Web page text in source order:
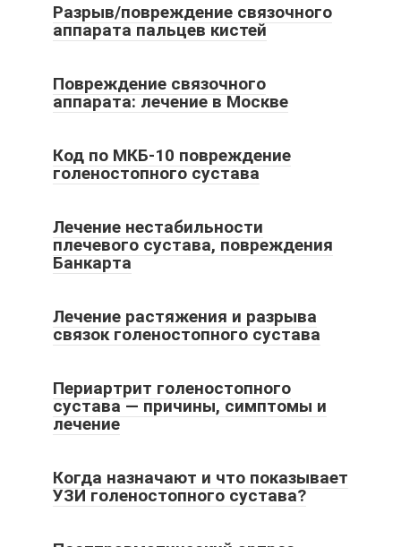
Разрыв/повреждение связочного
аппарата пальцев кистей
Повреждение связочного
аппарата: лечение в Москве
Код по МКБ-10 повреждение
голеностопного сустава
Лечение нестабильности
плечевого сустава, повреждения
Банкарта
Лечение растяжения и разрыва
связок голеностопного сустава
Периартрит голеностопного
сустава — причины, симптомы и
лечение
Когда назначают и что показывает
УЗИ голеностопного сустава?